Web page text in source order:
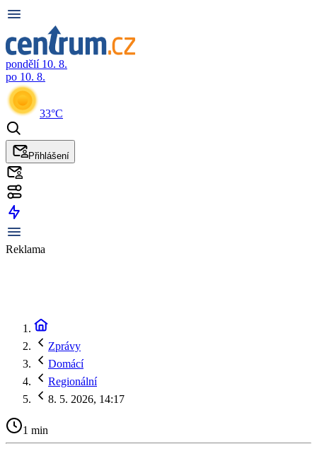
pondělí 10. 8.
po 10. 8.
33°C
Přihlášení
Reklama
Zprávy
Domácí
Regionální
8. 5. 2026, 14:17
1 min